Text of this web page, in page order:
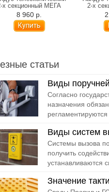
х секционный МЕГА
2ПТ1-90 см
8 960 р.
Купить
2-х
статьи
Виды
Согласно
назначения
Виды систем
Системы вызова
получить
устанавливаются
Значение